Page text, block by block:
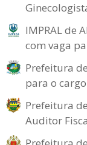
IMPRAL de
com vaga
Prefeitura
para o
Prefeitura
Auditor